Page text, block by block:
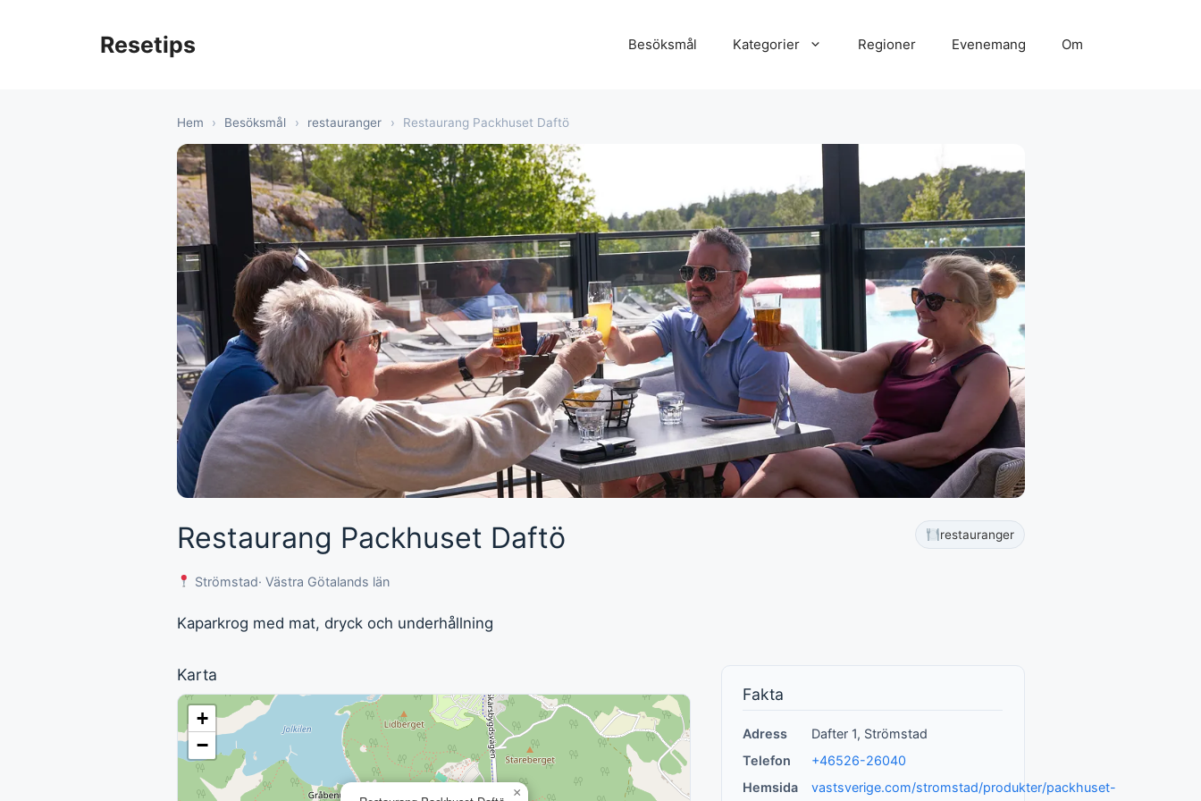
Resetips Besöksmål Kategorier Regioner Evenemang Om
Hem › Besöksmål › restauranger › Restaurang Packhuset Daftö
Restaurang Packhuset Daftö restauranger
Strömstad· Västra Götalands län
Kaparkrog med mat, dryck och underhållning
Karta
×
+
−
Fakta
Adress
Dafter 1, Strömstad
Telefon
+46526-26040
Hemsida
vastsverige.com/stromstad/produkter/packhuset-